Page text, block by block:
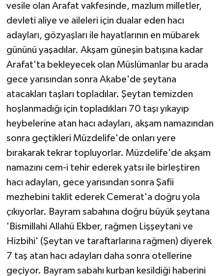
vesile olan Arafat vakfesinde, mazlum milletler,
devleti aliye ve aileleri için dualar eden hacı
adayları, gözyaşları ile hayatlarının en mübarek
gününü yaşadılar. Akşam güneşin batışına kadar
Arafat'ta bekleyecek olan Müslümanlar bu arada
gece yarısından sonra Akabe'de şeytana
atacakları taşları topladılar. Şeytan temizden
hoşlanmadığı için topladıkları 70 taşı yıkayıp
heybelerine atan hacı adayları, akşam namazından
sonra geçtikleri Müzdelife'de onları yere
bırakarak tekrar topluyorlar. Müzdelife'de akşam
namazını cem-i tehir ederek yatsı ile birleştiren
hacı adayları, gece yarısından sonra Şafii
mezhebini taklit ederek Cemerat'a doğru yola
çıkıyorlar. Bayram sabahına doğru büyük şeytana
'Bismillahi Allahü Ekber, rağmen Lişşeytani ve
Hizbihi' (Şeytan ve taraftarlarına rağmen) diyerek
7 taş atan hacı adayları daha sonra otellerine
geçiyor. Bayram sabahı kurban kesildiği haberini